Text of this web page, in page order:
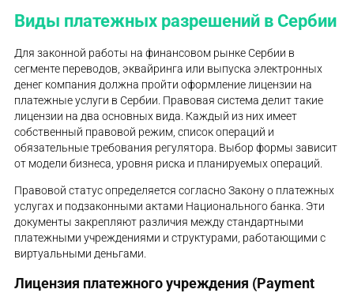
Виды платежных разрешений в Сербии
Для законной работы на финансовом рынке Сербии в
сегменте переводов, эквайринга или выпуска электронных
денег компания должна пройти оформление лицензии на
платежные услуги в Сербии. Правовая система делит такие
лицензии на два основных вида. Каждый из них имеет
собственный правовой режим, список операций и
обязательные требования регулятора. Выбор формы зависит
от модели бизнеса, уровня риска и планируемых операций.
Правовой статус определяется согласно Закону о платежных
услугах и подзаконными актами Национального банка. Эти
документы закрепляют различия между стандартными
платежными учреждениями и структурами, работающими с
виртуальными деньгами.
Лицензия платежного учреждения (Payment